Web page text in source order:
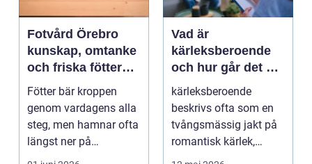
Fotvård Örebro
kunskap, omtanke
och friska fötter
året runt
Fötter bär kroppen
genom vardagens alla
steg, men hamnar ofta
längst ner på
prioriteringslistan.
Vad är
kärleksberoende
och hur går det att
bryta mönstret?
kärleksberoende
beskrivs ofta som en
tvångsmässig jakt på
romantisk kärlek,
närhet eller